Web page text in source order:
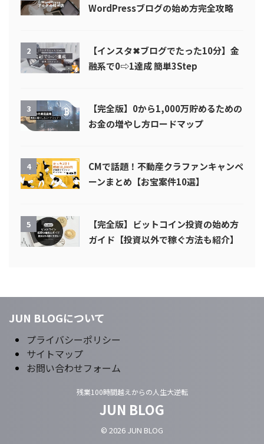
WordPressブログの始め方完全攻略
2
【インスタ✖︎ブログでたった10分】金
融系で0⇨1達成 簡単3Step
3
【完全版】0から1,000万貯めるための
お金の増やし方ロードマップ
4
CMで話題！不動産クラファンキャンペ
ーンまとめ【お宝案件10選】
5
【完全版】ビットコイン投資の始め方
ガイド【投資以外で稼ぐ方法も紹介】
JUN BLOGについて
プライバシーポリシー
サイトマップ
お問い合わせフォーム
残業100時間越えからの人生大逆転
JUN BLOG
© 2026 JUN BLOG